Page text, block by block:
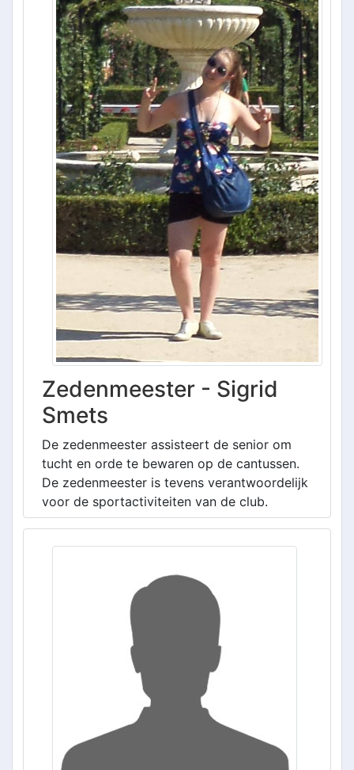
Zedenmeester - Sigrid
Smets
De zedenmeester assisteert de senior om
tucht en orde te bewaren op de cantussen.
De zedenmeester is tevens verantwoordelijk
voor de sportactiviteiten van de club.